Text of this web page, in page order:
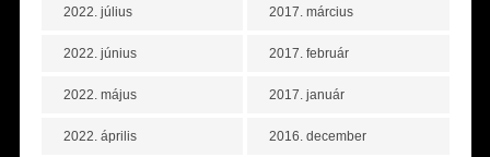
2022. július
2022. június
2022. május
2022. április
2017. március
2017. február
2017. január
2016. december